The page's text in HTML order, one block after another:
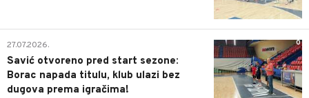
0
27.07.2026.
Savić otvoreno pred start sezone:
Borac napada titulu, klub ulazi bez
dugova prema igračima!